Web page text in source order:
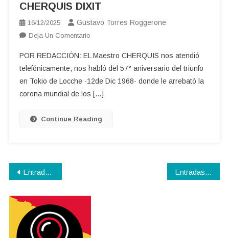
CHERQUIS DIXIT
16/12/2025 Gustavo Torres Roggerone
Deja Un ComentarioEn
DIXIT
POR REDACCIÓN: EL Maestro CHERQUIS nos atendió
telefónicamente, nos habló del 57° aniversario del triunfo
en Tokio de Locche -12de Dic 1968- donde le arrebató la
corona mundial de los […]
Continue Reading
Navegación
de
entradas
Entradas anteriores Entradas siguientes